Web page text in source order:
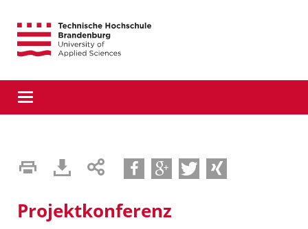
zur
Hauptnavigation
zum
Inhalt
zur
Suche
Toggle
Projektkonferenz